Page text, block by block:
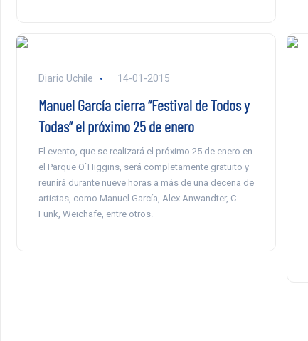
Diario Uchile 14-01-2015
Manuel García cierra “Festival de Todos y
Todas” el próximo 25 de enero
El evento, que se realizará el próximo 25 de enero en
el Parque O`Higgins, será completamente gratuito y
reunirá durante nueve horas a más de una decena de
artistas, como Manuel García, Alex Anwandter, C-
Funk, Weichafe, entre otros.